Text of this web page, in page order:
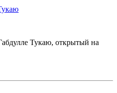
Тукаю, открытый на